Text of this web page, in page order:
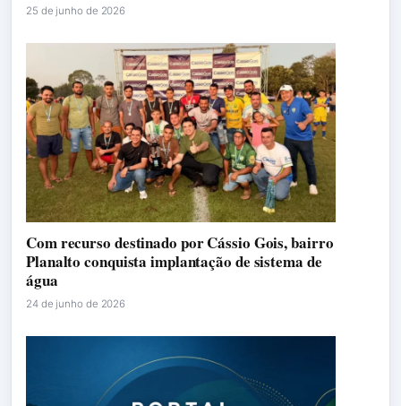
25 de junho de 2026
Com recurso destinado por Cássio Gois, bairro
Planalto conquista implantação de sistema de
água
24 de junho de 2026